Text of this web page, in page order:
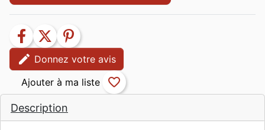
Description
facebook twitter
pinterest
edit Donnez votre avis
favorite_border